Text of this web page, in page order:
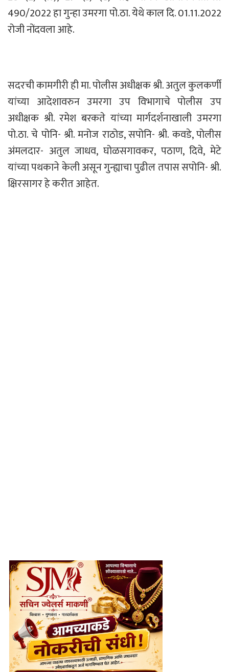
490/2022 हा गुन्हा उमरगा पो.ठा. येथे काल दि. 01.11.2022
रोजी नोंदवला आहे.
सदरची कामगीरी ही मा. पोलीस अधीक्षक श्री. अतुल कुलकर्णी
यांच्या आदेशावरुन उमरगा उप विभागाचे पोलीस उप
अधीक्षक श्री. रमेश बरकते यांच्या मार्गदर्शनाखाली उमरगा
पो.ठा. चे पोनि- श्री. मनोज राठोड, सपोनि- श्री. कवडे, पोलीस
अंमलदार- अतुल जाधव, घोळसगावकर, पठाण, दिवे, मेटे
यांच्या पथकाने केली असून गुन्ह्याचा पुढील तपास सपोनि- श्री.
क्षिरसागर हे करीत आहेत.